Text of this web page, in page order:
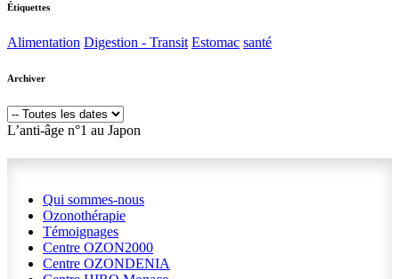
Étiquettes
Alimentation Digestion - Transit Estomac santé
Archiver
L’anti-âge n°1 au Japon
Qui sommes-nous
Ozonothérapie
Témoignages
Centre OZON2000
Centre OZONDENIA